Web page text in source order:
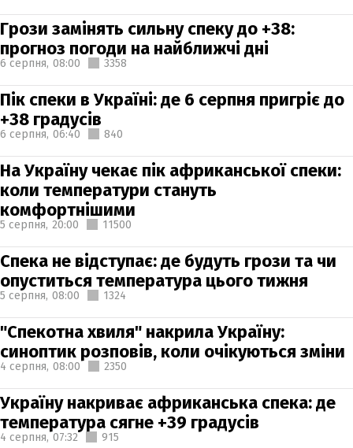
Грози замінять сильну спеку до +38:
прогноз погоди на найближчі дні
6 серпня, 08:00 3358
Пік спеки в Україні: де 6 серпня пригріє до
+38 градусів
6 серпня, 06:40 840
На Україну чекає пік африканської спеки:
коли температури стануть
комфортнішими
5 серпня, 20:00 11500
Спека не відступає: де будуть грози та чи
опуститься температура цього тижня
5 серпня, 08:00 1324
"Спекотна хвиля" накрила Україну:
синоптик розповів, коли очікуються зміни
4 серпня, 08:00 2350
Україну накриває африканська спека: де
температура сягне +39 градусів
4 серпня, 07:32 915